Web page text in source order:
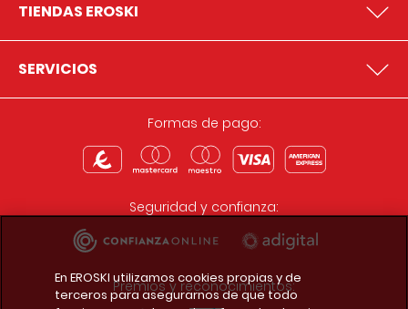
TIENDAS EROSKI
SERVICIOS
Formas de pago:
Seguridad y confianza:
Premios y reconocimientos:
En EROSKI utilizamos cookies propias y de
terceros para asegurarnos de que todo